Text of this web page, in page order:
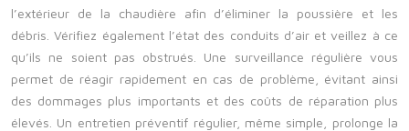
l’extérieur de la chaudière afin d’éliminer la poussière et les
débris. Vérifiez également l’état des conduits d’air et veillez à ce
qu’ils ne soient pas obstrués. Une surveillance régulière vous
permet de réagir rapidement en cas de problème, évitant ainsi
des dommages plus importants et des coûts de réparation plus
élevés. Un entretien préventif régulier, même simple, prolonge la